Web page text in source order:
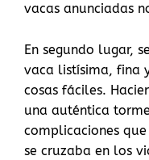
vacas anunciadas
En segundo lugar,
vaca listísima, fina
cosas fáciles.
una auténtica
complicaciones
se cruzaba en los